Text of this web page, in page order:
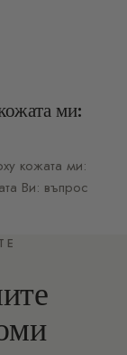
ми:
кожата ми:
Ви: въпрос